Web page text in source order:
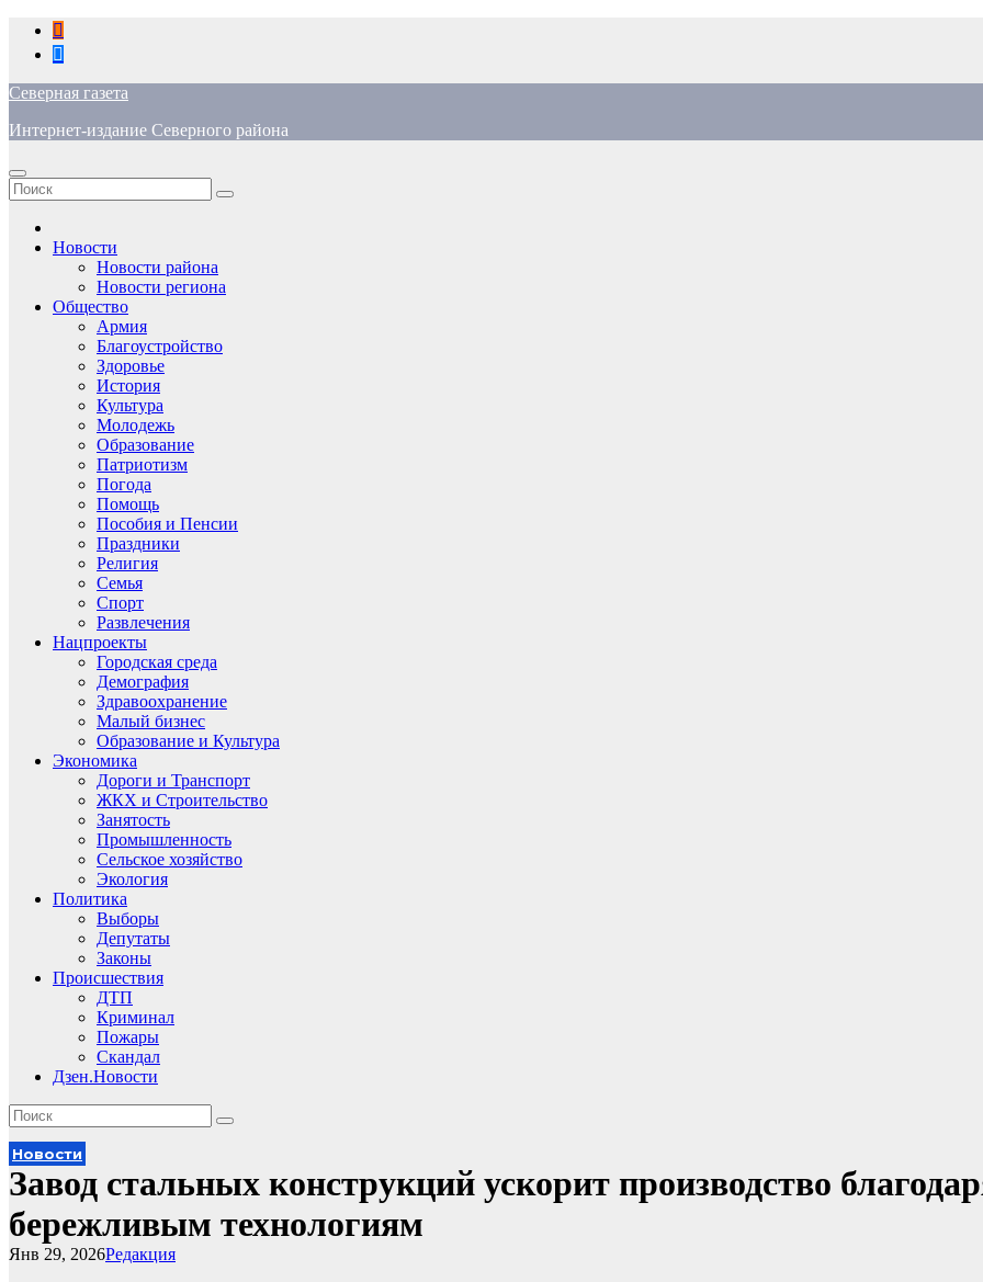
Перейти
содержимому
Северная газета
Интернет-издание Северного района
Новости
Новости района
Новости региона
Общество
Армия
Благоустройство
Здоровье
История
Культура
Молодежь
Образование
Патриотизм
Погода
Помощь
Пособия и Пенсии
Праздники
Религия
Семья
Спорт
Развлечения
Нацпроекты
Городская среда
Демография
Здравоохранение
Малый бизнес
Образование и Культура
Экономика
Дороги и Транспорт
ЖКХ и Строительство
Занятость
Промышленность
Сельское хозяйство
Экология
Политика
Выборы
Депутаты
Законы
Происшествия
ДТП
Криминал
Пожары
Скандал
Дзен.Новости
Новости
Завод стальных конструкций ускорит производство
бережливым технологиям
Редакция
Янв 29, 2026